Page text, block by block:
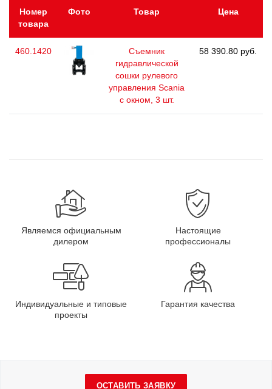
Номер
товара
Фото Товар Цена
460.1420
Съемник
гидравлической
сошки рулевого
управления Scania
с окном, 3 шт.
58 390.80 руб.
Являемся официальным
дилером
Настоящие
профессионалы
Индивидуальные и типовые
проекты
Гарантия качества
ОСТАВИТЬ ЗАЯВКУ